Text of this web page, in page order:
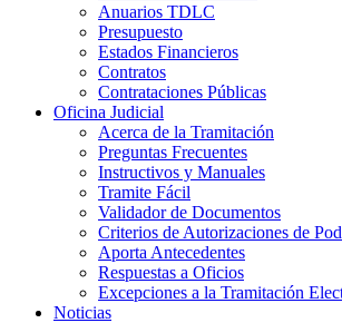
Anuarios TDLC
Presupuesto
Estados Financieros
Contratos
Contrataciones Públicas
Oficina Judicial
Acerca de la Tramitación
Preguntas Frecuentes
Instructivos y Manuales
Tramite Fácil
Validador de Documentos
Criterios de Autorizaciones de
Aporta Antecedentes
Respuestas a Oficios
Excepciones a la Tramitación
Noticias